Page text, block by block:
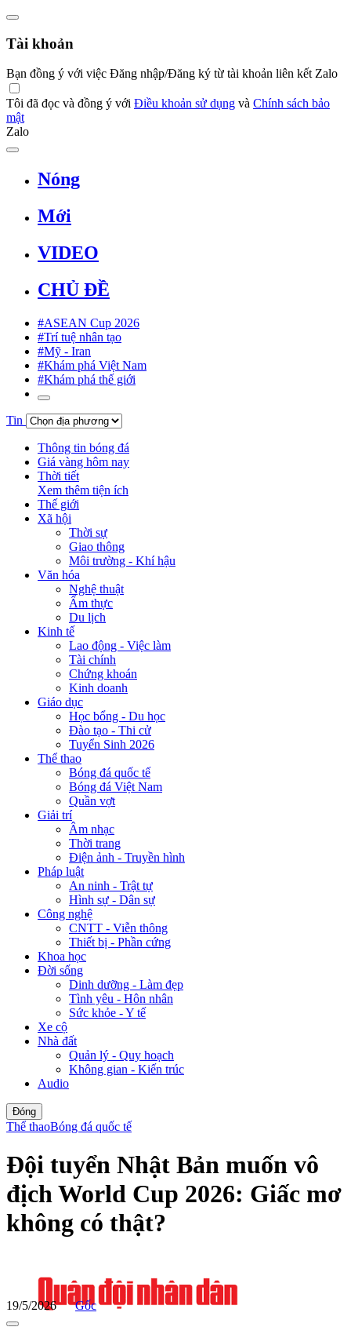
Tài khoản
Bạn đồng ý với việc Đăng nhập/Đăng ký từ tài khoản liên kết Zalo
Tôi đã đọc và đồng ý với Điều khoản sử dụng và Chính sách bảo
mật
Zalo
Nóng
Mới
VIDEO
CHỦ ĐỀ
#ASEAN Cup 2026
#Trí tuệ nhân tạo
#Mỹ - Iran
#Khám phá Việt Nam
#Khám phá thế giới
Tin
Thông tin bóng đá
Giá vàng hôm nay
Thời tiết
Xem thêm tiện ích
Thế giới
Xã hội
Thời sự
Giao thông
Môi trường - Khí hậu
Văn hóa
Nghệ thuật
Ẩm thực
Du lịch
Kinh tế
Lao động - Việc làm
Tài chính
Chứng khoán
Kinh doanh
Giáo dục
Học bổng - Du học
Đào tạo - Thi cử
Tuyển Sinh 2026
Thể thao
Bóng đá quốc tế
Bóng đá Việt Nam
Quần vợt
Giải trí
Âm nhạc
Thời trang
Điện ảnh - Truyền hình
Pháp luật
An ninh - Trật tự
Hình sự - Dân sự
Công nghệ
CNTT - Viễn thông
Thiết bị - Phần cứng
Khoa học
Đời sống
Dinh dưỡng - Làm đẹp
Tình yêu - Hôn nhân
Sức khỏe - Y tế
Xe cộ
Nhà đất
Quản lý - Quy hoạch
Không gian - Kiến trúc
Audio
Đóng
Thể thaoBóng đá quốc tế
Đội tuyển Nhật Bản muốn vô
địch World Cup 2026: Giấc mơ
không có thật?
19/5/2026 Gốc